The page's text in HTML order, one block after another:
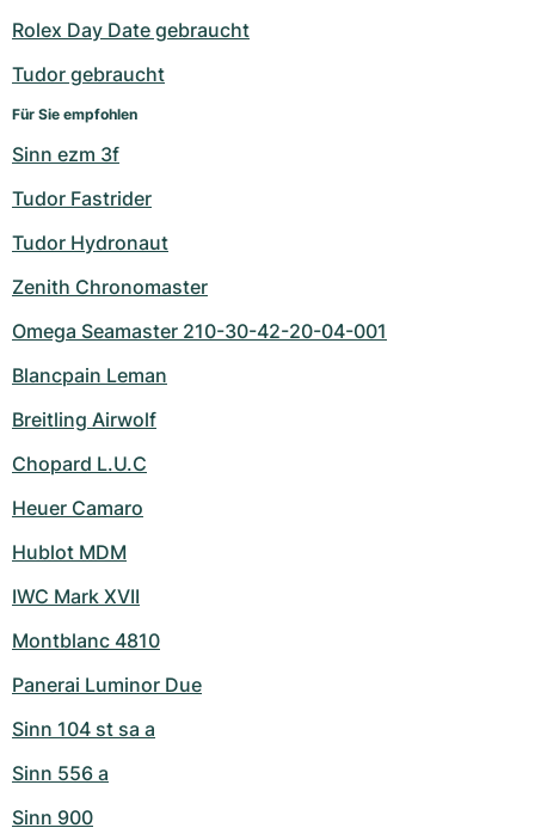
Rolex Day Date gebraucht
Tudor gebraucht
Für Sie empfohlen
Sinn ezm 3f
Tudor Fastrider
Tudor Hydronaut
Zenith Chronomaster
Omega Seamaster 210-30-42-20-04-001
Blancpain Leman
Breitling Airwolf
Chopard L.U.C
Heuer Camaro
Hublot MDM
IWC Mark XVII
Montblanc 4810
Panerai Luminor Due
Sinn 104 st sa a
Sinn 556 a
Sinn 900